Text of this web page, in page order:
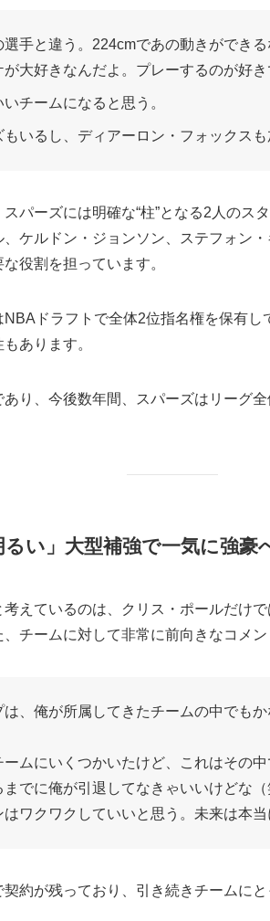
選手と違う。224cmであの動きができる
大好きなんだよ。プレーするのが好き
チームになると思う。
いるし、ディアーロン・フォックスも
パーズには明確な“柱”となる2人のス
ケルドン・ジョンソン、ステフォン
役割を担っています。
ドラフトで全体2位指名権を保有
あります。
り、今後数年間、スパーズはリーグ
い」大型補強で一気に強豪
えているのは、クリス・ポールだけで
チームに対して非常に前向きなコメン
は、俺が所属してきたチームの中でも
ムにいくつかいたけど、これはその中
でに俺が引退してなきゃいいけどな（
ワクワクしていいと思う。未来は本当
約が残っており、引き続きチームに